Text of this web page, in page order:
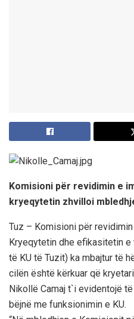
Komisioni për revidimin e
kryeqytetin zhvilloi
Tuz – Komisioni për
Kryeqytetin dhe efikasitetin
të KU të Tuzit) ka mbajtur të
cilën është kërkuar që
Nikollë Camaj t`i evidentojë
bëjnë me funksionimin e KU.